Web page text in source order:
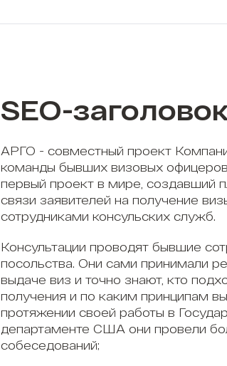
SEO-
АРГО - совместный проект
команды бывших визовых
первый проект в мире, создавший
связи заявителей на получение
сотрудниками консульских служб.
Консультации проводят бывшие
посольства. Они сами принимали
выдаче виз и точно знают, кто
получения и по каким принципам
протяжении своей работы в
департаменте США они провели
собеседований;